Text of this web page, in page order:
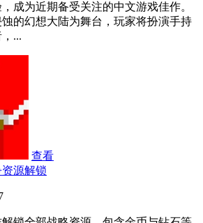
成为近期备受关注的中文游戏佳作。
的幻想大陆为舞台，玩家将扮演手持
...
查看
资源解锁